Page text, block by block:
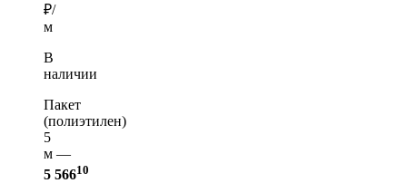
₽/
м
В
наличии
Пакет
(полиэтилен)
5
м —
5 56610